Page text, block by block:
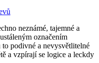
neznámé, tajemné a
označením
podivné a nevysvětlitelné
a vzpírají se logice a leckdy